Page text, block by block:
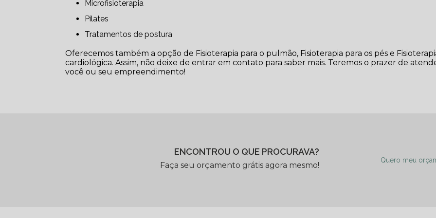
Microfisioterapia
Pilates
Tratamentos de postura
Oferecemos também a opção de Fisioterapia para o pulmão, Fisioterapia para os pés e
cardiológica. Assim, não deixe de entrar em contato para saber mais. Teremos o prazer de
você ou seu empreendimento!
ENCONTROU O QUE PROCURAVA?
Faça seu orçamento grátis agora mesmo!
Quero meu